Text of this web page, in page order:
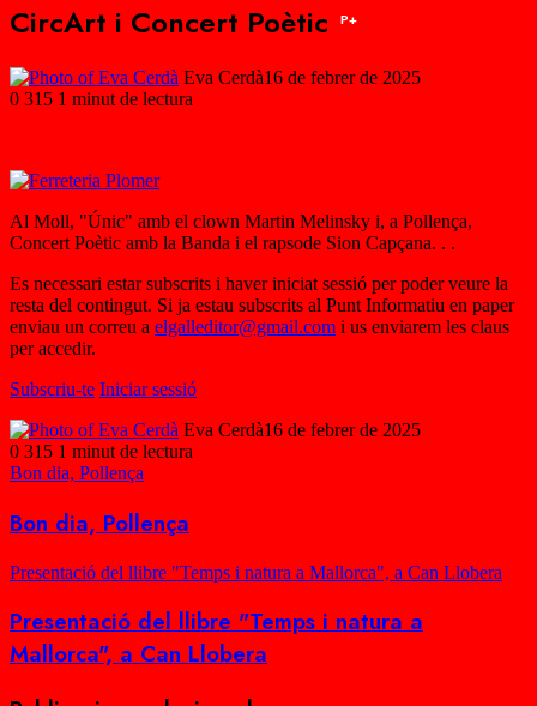
CircArt i Concert Poètic P+
Eva Cerdà16 de febrer de 2025
0 315 1 minut de lectura
Al Moll, "Únic" amb el clown Martin Melinsky i, a Pollença,
Concert Poètic amb la Banda i el rapsode Sion Capçana. . .
Es necessari estar subscrits i haver iniciat sessió per poder veure la
resta del contingut. Si ja estau subscrits al Punt Informatiu en paper
enviau un correu a elgalleditor@gmail.com i us enviarem les claus
per accedir.
Subscriu-te Iniciar sessió
Eva Cerdà16 de febrer de 2025
0 315 1 minut de lectura
Bon dia, Pollença
Bon dia, Pollença
Presentació del llibre "Temps i natura a Mallorca", a Can Llobera
Presentació del llibre "Temps i natura a
Mallorca", a Can Llobera